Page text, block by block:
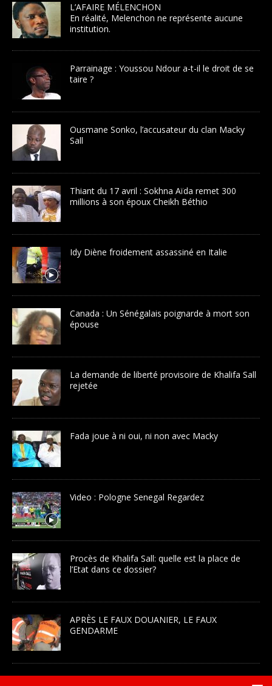
L’AFAIRE MÉLENCHON
En réalité, Melenchon ne représente aucune
institution.
Parrainage : Youssou Ndour a-t-il le droit de se
taire ?
Ousmane Sonko, l’accusateur du clan Macky
Sall
Thiant du 17 avril : Sokhna Aïda remet 300
millions à son époux Cheikh Béthio
Idy Diène froidement assassiné en Italie
Canada : Un Sénégalais poignarde à mort son
épouse
La demande de liberté provisoire de Khalifa Sall
rejetée
Fada joue à ni oui, ni non avec Macky
Video : Pologne Senegal Regardez
Procès de Khalifa Sall: quelle est la place de
l’Etat dans ce dossier?
APRÈS LE FAUX DOUANIER, LE FAUX
GENDARME